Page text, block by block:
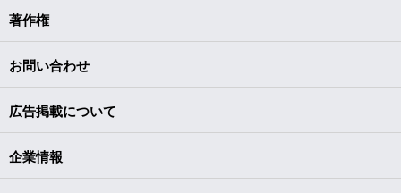
著作権
お問い合わせ
広告掲載について
企業情報